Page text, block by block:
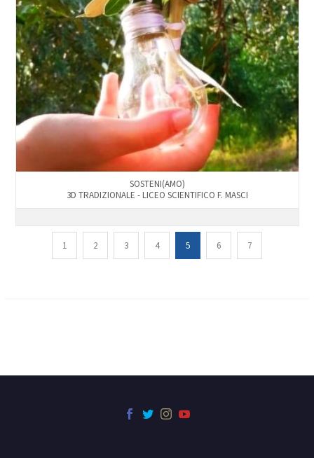
SOSTENI(AMO)
3D TRADIZIONALE - LICEO SCIENTIFICO F. MASCI
1 2 3 4 5 6 7